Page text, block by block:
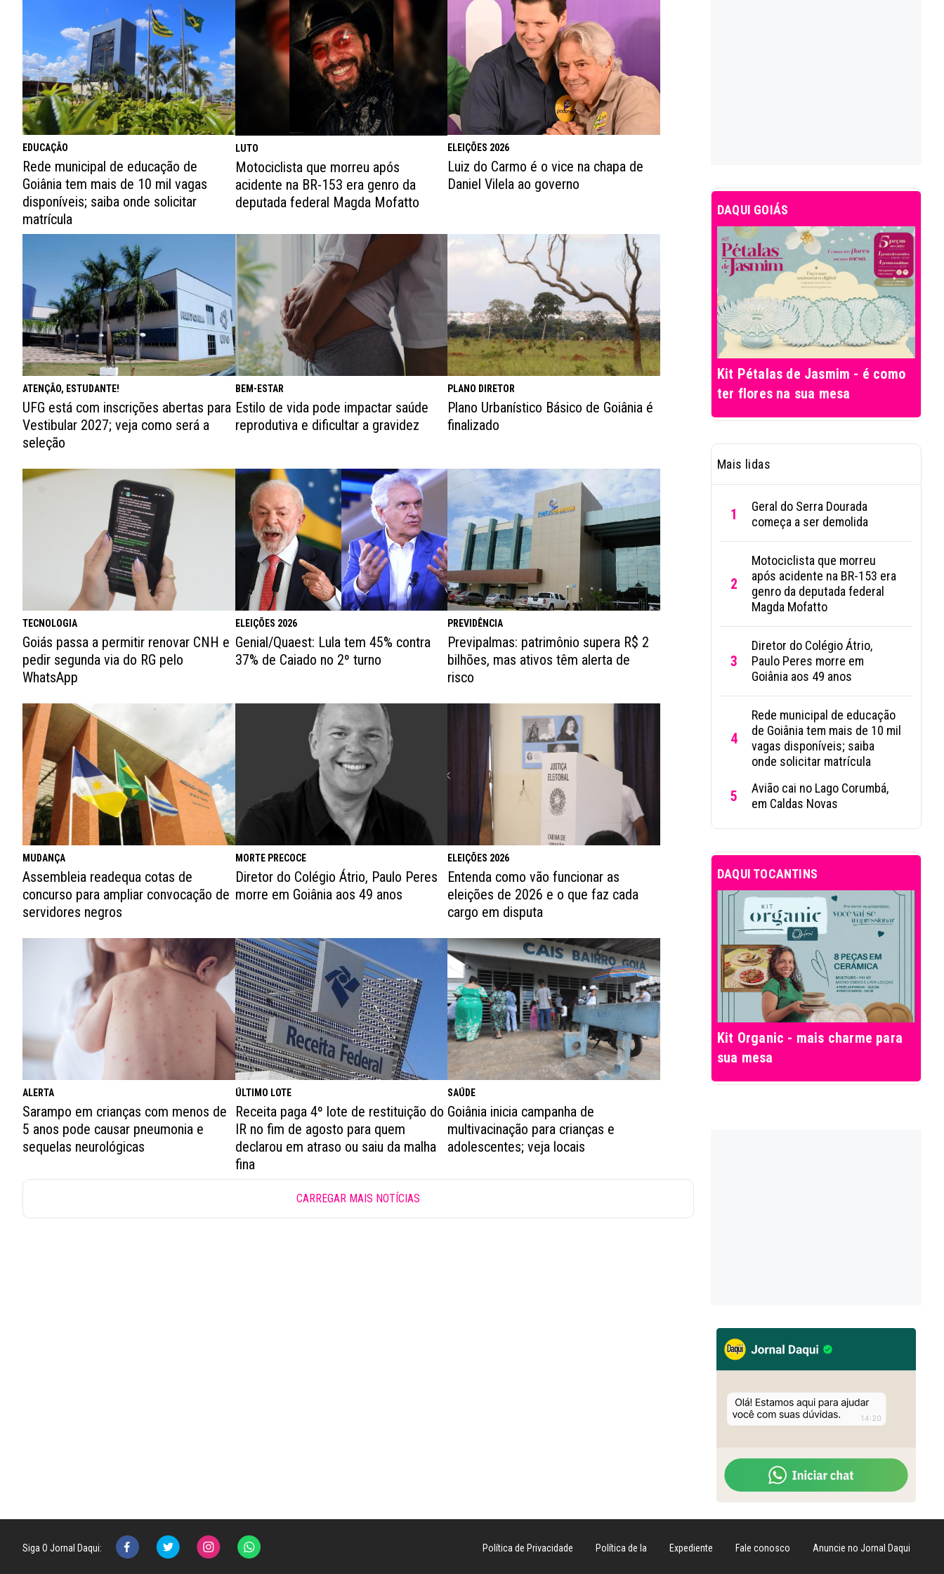
EDUCAÇÃO
Rede municipal de educação de
Goiânia tem mais de 10 mil vagas
disponíveis; saiba onde solicitar
matrícula
LUTO
Motociclista que morreu após
acidente na BR-153 era genro da
deputada federal Magda Mofatto
ELEIÇÕES 2026
Luiz do Carmo é o vice na chapa de
Daniel Vilela ao governo
ATENÇÃO, ESTUDANTE!
UFG está com inscrições abertas para
Vestibular 2027; veja como será a
seleção
BEM-ESTAR
Estilo de vida pode impactar saúde
reprodutiva e dificultar a gravidez
PLANO DIRETOR
Plano Urbanístico Básico de Goiânia é
finalizado
TECNOLOGIA
Goiás passa a permitir renovar CNH e
pedir segunda via do RG pelo
WhatsApp
ELEIÇÕES 2026
Genial/Quaest: Lula tem 45% contra
37% de Caiado no 2º turno
PREVIDÊNCIA
Previpalmas: patrimônio supera R$ 2
bilhões, mas ativos têm alerta de
risco
MUDANÇA
Assembleia readequa cotas de
concurso para ampliar convocação de
servidores negros
MORTE PRECOCE
Diretor do Colégio Átrio, Paulo Peres
morre em Goiânia aos 49 anos
ELEIÇÕES 2026
Entenda como vão funcionar as
eleições de 2026 e o que faz cada
cargo em disputa
ALERTA
Sarampo em crianças com menos de
5 anos pode causar pneumonia e
sequelas neurológicas
ÚLTIMO LOTE
Receita paga 4º lote de restituição do
IR no fim de agosto para quem
declarou em atraso ou saiu da malha
fina
SAÚDE
Goiânia inicia campanha de
multivacinação para crianças e
adolescentes; veja locais
CARREGAR MAIS NOTÍCIAS
DAQUI GOIÁS
Kit Pétalas de Jasmim - é como
ter flores na sua mesa
Mais lidas
1
Geral do Serra Dourada
começa a ser demolida
2
Motociclista que morreu
após acidente na BR-153 era
genro da deputada federal
Magda Mofatto
3
Diretor do Colégio Átrio,
Paulo Peres morre em
Goiânia aos 49 anos
4
Rede municipal de educação
de Goiânia tem mais de 10 mil
vagas disponíveis; saiba
onde solicitar matrícula
5
Avião cai no Lago Corumbá,
em Caldas Novas
DAQUI TOCANTINS
Kit Organic - mais charme para
sua mesa
Siga O Jornal Daqui: Política de Privacidade Política de Ia Expediente Fale conosco Anuncie no Jornal Daqui